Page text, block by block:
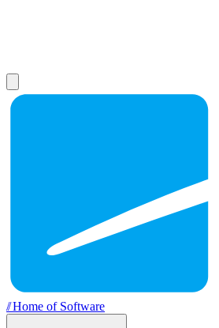
//Home of Software